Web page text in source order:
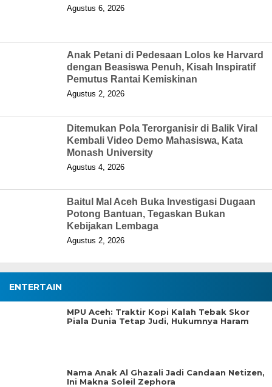
Agustus 6, 2026
Anak Petani di Pedesaan Lolos ke Harvard
dengan Beasiswa Penuh, Kisah Inspiratif
Pemutus Rantai Kemiskinan
Agustus 2, 2026
Ditemukan Pola Terorganisir di Balik Viral
Kembali Video Demo Mahasiswa, Kata
Monash University
Agustus 4, 2026
Baitul Mal Aceh Buka Investigasi Dugaan
Potong Bantuan, Tegaskan Bukan
Kebijakan Lembaga
Agustus 2, 2026
ENTERTAIN
MPU Aceh: Traktir Kopi Kalah Tebak Skor
Piala Dunia Tetap Judi, Hukumnya Haram
Nama Anak Al Ghazali Jadi Candaan Netizen,
Ini Makna Soleil Zephora